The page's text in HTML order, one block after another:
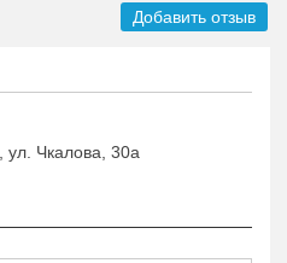
Добавить отзыв
ул. Чкалова, 30а